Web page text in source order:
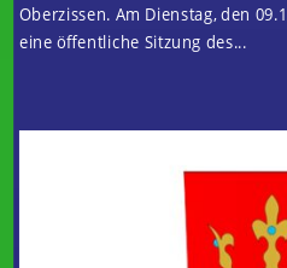
Oberzissen. Am Dienstag, den
eine öffentliche Sitzung des...